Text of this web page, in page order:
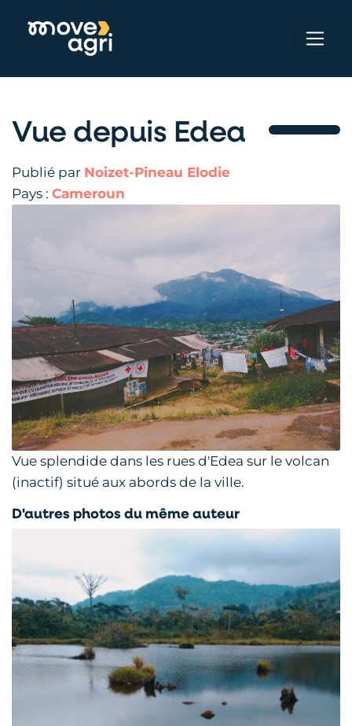
Vue depuis Edea
Publié par Noizet-Pineau Elodie
Pays : Cameroun
Vue splendide dans les rues d'Edea sur le volcan
(inactif) situé aux abords de la ville.
D'autres photos du même auteur